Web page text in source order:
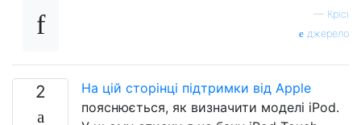
— Крісі
джерело
2
На цій сторінці підтримки від Apple
пояснюється, як визначити моделі iPod.